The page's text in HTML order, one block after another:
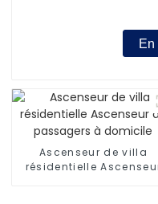
Ascenseur de villa
résidentielle